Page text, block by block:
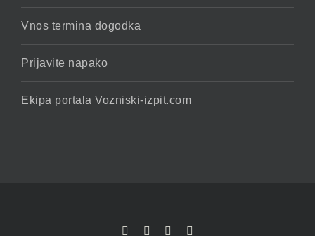
Vnos termina dogodka
Prijavite napako
Ekipa portala Vozniski-izpit.com
FacebookYouTube
Rss